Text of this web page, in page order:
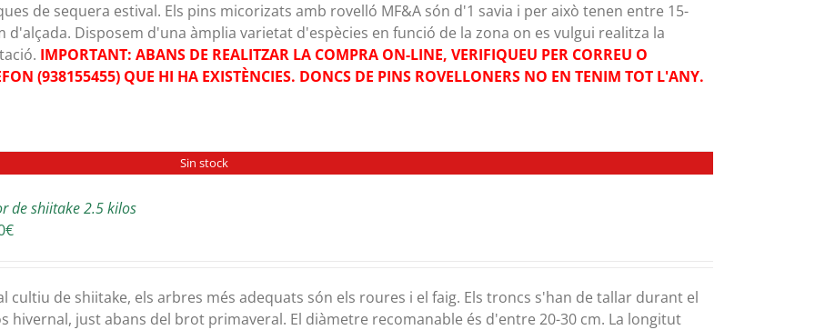
de sequera estival. Els pins micorizats amb rovelló MF&A són d'1 savia i per això tenen entre 15-
d'alçada. Disposem d'una àmplia varietat d'espècies en funció de la zona on es vulgui realitza la
IMPORTANT: ABANS DE REALITZAR LA COMPRA ON-LINE, VERIFIQUEU PER CORREU O
(938155455) QUE HI HA EXISTÈNCIES. DONCS DE PINS ROVELLONERS NO EN TENIM TOT L'ANY.
Sin stock
de shiitake 2.5 kilos
€
cultiu de shiitake, els arbres més adequats són els roures i el faig. Els troncs s'han de tallar durant el
hivernal, just abans del brot primaveral. El diàmetre recomanable és d'entre 20-30 cm. La longitut